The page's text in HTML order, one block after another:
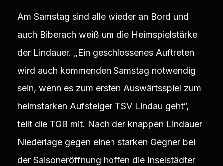
Am Samstag sind alle wieder an Bord und
auch Biberach weiß um die Heimspielstärke
der Lindauer. „Ein geschlossenes Auftreten
wird auch kommenden Samstag notwendig
sein, wenn es zum ersten Auswärtsspiel zum
heimstarken Aufsteiger TSV Lindau geht“,
teilt die TGB mit. Nach der knappen Lindauer
Niederlage gegen einen starken Gegner bei
der Saisoneröffnung hoffen die Inselstädter